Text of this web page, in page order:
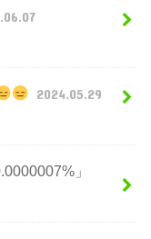
2024.05.29
」